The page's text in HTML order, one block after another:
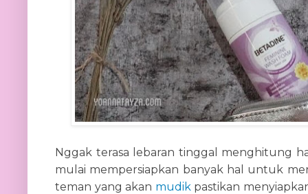
Nggak terasa lebaran tinggal menghitung
mulai mempersiapkan banyak hal untuk
teman yang akan mudik pastikan